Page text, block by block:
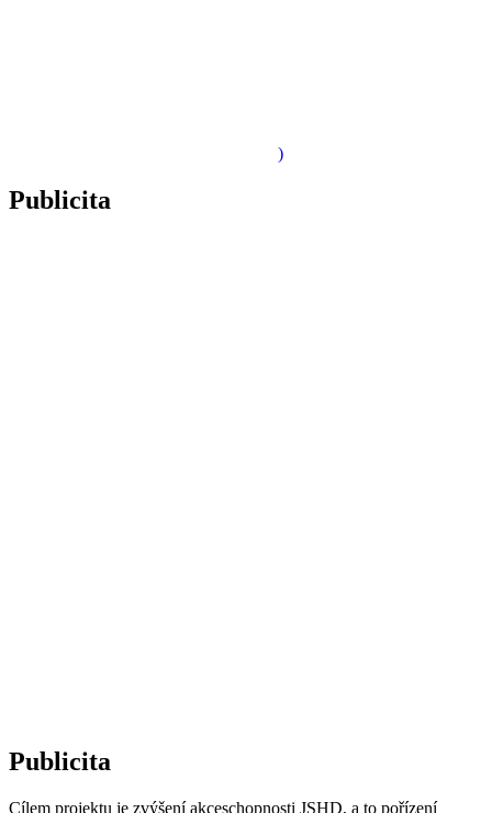
)
Publicita
Publicita
Cílem projektu je zvýšení akceschopnosti JSHD, a to pořízení